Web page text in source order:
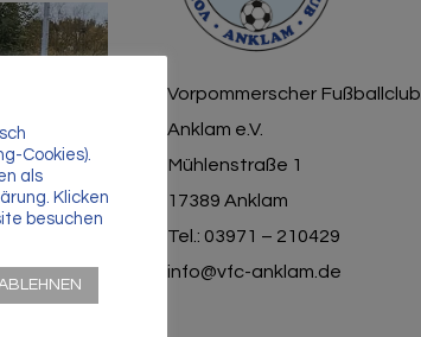
Vorpommerscher Fußballclub
Anklam e.V.
Mühlenstraße 1
17389 Anklam
Tel.: 03971 – 210429
info@vfc-anklam.de
Cookies).
als
Klicken
besuchen